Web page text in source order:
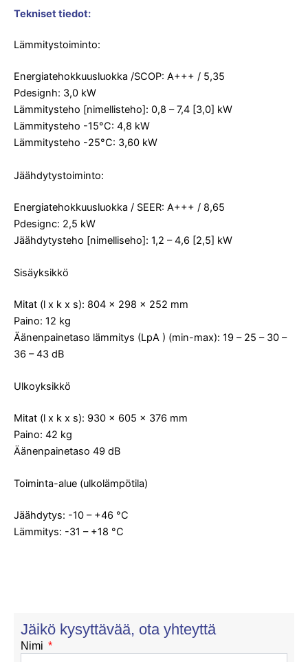
Tekniset tiedot:
Lämmitystoiminto:
Energiatehokkuusluokka /SCOP: A+++ / 5,35
Pdesignh: 3,0 kW
Lämmitysteho [nimellisteho]: 0,8 – 7,4 [3,0] kW
Lämmitysteho -15°C: 4,8 kW
Lämmitysteho -25°C: 3,60 kW
Jäähdytystoiminto:
Energiatehokkuusluokka / SEER: A+++ / 8,65
Pdesignc: 2,5 kW
Jäähdytysteho [nimelliseho]: 1,2 – 4,6 [2,5] kW
Sisäyksikkö
Mitat (l x k x s): 804 x 298 x 252 mm
Paino: 12 kg
Äänenpainetaso lämmitys (LpA ) (min-max): 19 – 25 – 30 –
36 – 43 dB
Ulkoyksikkö
Mitat (l x k x s): 930 x 605 x 376 mm
Paino: 42 kg
Äänenpainetaso 49 dB
Toiminta-alue (ulkolämpötila)
Jäähdytys: -10 – +46 °C
Lämmitys: -31 – +18 °C
Jäikö kysyttävää, ota yhteyttä
Nimi